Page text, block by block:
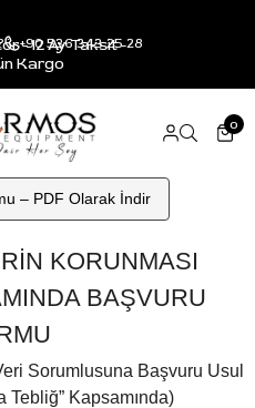
- 12 Ay Taksit -
Kargo
+90 536 343 25 28
0
– PDF Olarak İndir
KORUNMASI
BAŞVURU
Sorumlusuna Başvuru Usul
Tebliğ” Kapsamında)